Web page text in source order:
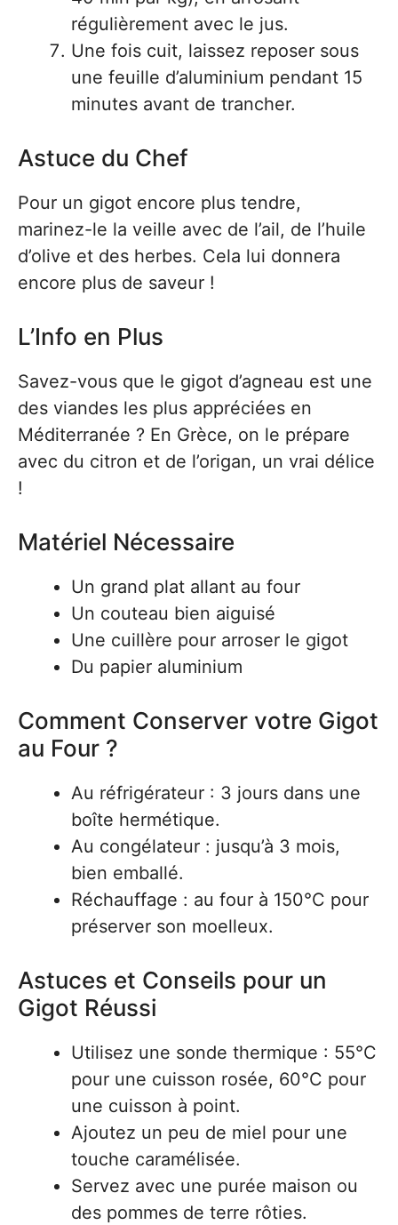
régulièrement avec le jus.
Une fois cuit, laissez reposer sous
une feuille d’aluminium pendant 15
minutes avant de trancher.
Astuce du Chef
Pour un gigot encore plus tendre,
marinez-le la veille avec de l’ail, de l’huile
d’olive et des herbes. Cela lui donnera
encore plus de saveur !
L’Info en Plus
Savez-vous que le gigot d’agneau est une
des viandes les plus appréciées en
Méditerranée ? En Grèce, on le prépare
avec du citron et de l’origan, un vrai délice
!
Matériel Nécessaire
Un grand plat allant au four
Un couteau bien aiguisé
Une cuillère pour arroser le gigot
Du papier aluminium
Comment Conserver votre Gigot
au Four ?
Au réfrigérateur : 3 jours dans une
boîte hermétique.
Au congélateur : jusqu’à 3 mois,
bien emballé.
Réchauffage : au four à 150°C pour
préserver son moelleux.
Astuces et Conseils pour un
Gigot Réussi
Utilisez une sonde thermique : 55°C
pour une cuisson rosée, 60°C pour
une cuisson à point.
Ajoutez un peu de miel pour une
touche caramélisée.
Servez avec une purée maison ou
des pommes de terre rôties.